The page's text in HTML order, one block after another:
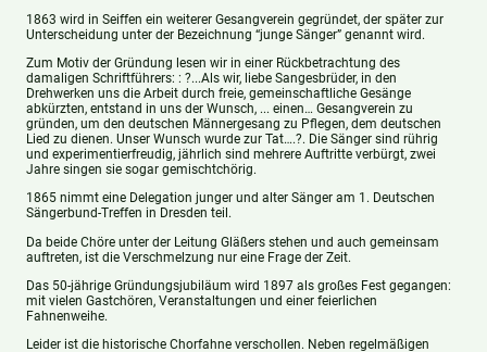
1863 wird in Seiffen ein weiterer Gesangverein gegründet, der später zur
Unterscheidung unter der Bezeichnung “junge Sänger” genannt wird.
Zum Motiv der Gründung lesen wir in einer Rückbetrachtung des
damaligen Schriftführers: : ?...Als wir, liebe Sangesbrüder, in den
Drehwerken uns die Arbeit durch freie, gemeinschaftliche Gesänge
abkürzten, entstand in uns der Wunsch, ... einen… Gesangverein zu
gründen, um den deutschen Männergesang zu Pflegen, dem deutschen
Lied zu dienen. Unser Wunsch wurde zur Tat….?. Die Sänger sind rührig
und experimentierfreudig, jährlich sind mehrere Auftritte verbürgt, zwei
Jahre singen sie sogar gemischtchörig.
1865 nimmt eine Delegation junger und alter Sänger am 1. Deutschen
Sängerbund-Treffen in Dresden teil.
Da beide Chöre unter der Leitung Gläßers stehen und auch gemeinsam
auftreten, ist die Verschmelzung nur eine Frage der Zeit.
Das 50-jährige Gründungsjubiläum wird 1897 als großes Fest gegangen:
mit vielen Gastchören, Veranstaltungen und einer feierlichen
Fahnenweihe.
Leider ist die historische Chorfahne verschollen. Neben regelmäßigen